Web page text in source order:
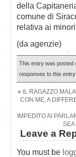
della
comune di
relativa ai
(da agenzie)
This entry was posted
responses to this
«
IL RAGAZZO
CON ME, A
IMPEDITO AI
SEA
Leave a
You must be